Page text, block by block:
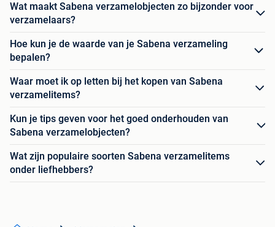
Wat maakt Sabena verzamelobjecten zo bijzonder voor
verzamelaars?
Hoe kun je de waarde van je Sabena verzameling
bepalen?
Waar moet ik op letten bij het kopen van Sabena
verzamelitems?
Kun je tips geven voor het goed onderhouden van
Sabena verzamelobjecten?
Wat zijn populaire soorten Sabena verzamelitems
onder liefhebbers?